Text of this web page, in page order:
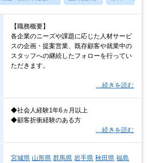
【職務概要】
各企業のニーズや課題に応じた人材サービ
スの企画・提案営業、既存顧客や就業中の
スタッフへの継続したフォローを行ってい
ただきます。
…続きを読む
◆社会人経験1年6ヵ月以上
◆顧客折衝経験のある方
…続きを読む
宮城県 山形県 群馬県 岩手県 秋田県 福島